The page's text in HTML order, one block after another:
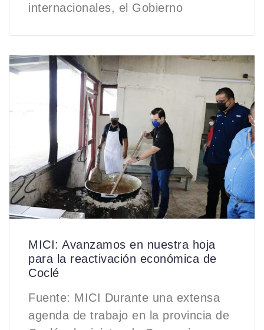
internacionales, el Gobierno
MICI: Avanzamos en nuestra hoja
para la reactivación económica de
Coclé
Fuente: MICI Durante una extensa
agenda de trabajo en la provincia de